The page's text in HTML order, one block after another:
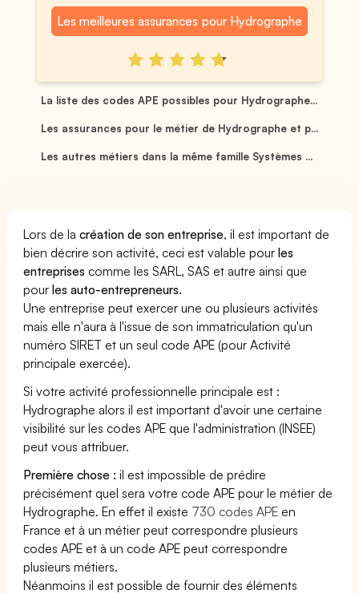
Les meilleures assurances pour Hydrographe
La liste des codes APE possibles pour Hydrographe...
Les assurances pour le métier de Hydrographe et p...
Les autres métiers dans la même famille Systèmes ...
Lors de lacréation de son entreprise, il est important de
bien décrire son activité, ceci est valable pourles
entreprises comme les SARL, SAS et autre ainsi que
pourles auto-entrepreneurs.
Une entreprise peut exercer une ou plusieurs activités
mais elle n'aura à l'issue de son immatriculation qu'un
numéro SIRET et un seul code APE (pour Activité
principale exercée).
Si votre activité professionnelle principale est :
Hydrographe alors il est important d'avoir une certaine
visibilité sur les codes APE que l'administration (INSEE)
peut vous attribuer.
Première chose : il est impossible de prédire
précisément quel sera votre code APE pour le métier de
Hydrographe. En effet il existe 730 codes APE en
France et à un métier peut correspondre plusieurs
codes APE et à un code APE peut correspondre
plusieurs métiers.
Néanmoins il est possible de fournir des éléments